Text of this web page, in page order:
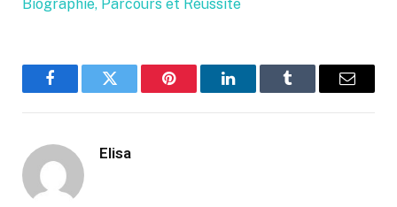
Biographie, Parcours et Réussite
FacebookTwitter Pinterest LinkedInTumblr Email
Elisa